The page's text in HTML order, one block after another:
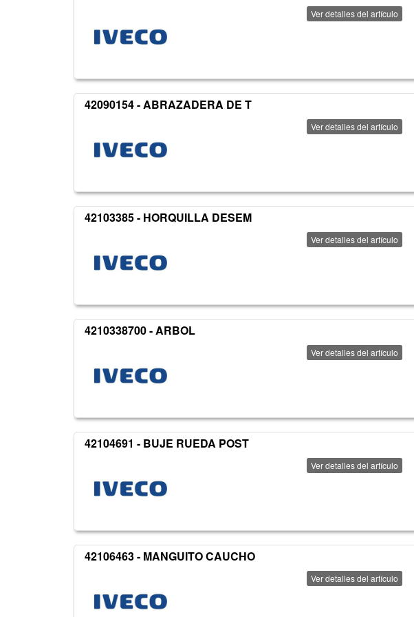
Ver detalles del artículo
42090154 - ABRAZADERA DE T
Ver detalles del artículo
42103385 - HORQUILLA DESEM
Ver detalles del artículo
4210338700 - ARBOL
Ver detalles del artículo
42104691 - BUJE RUEDA POST
Ver detalles del artículo
42106463 - MANGUITO CAUCHO
Ver detalles del artículo